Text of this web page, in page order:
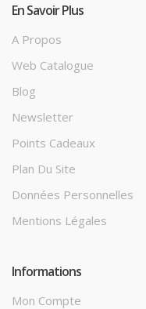
En Savoir Plus
A Propos
Web Catalogue
Blog
Newsletter
Points Cadeaux
Plan Du Site
Données Personnelles
Mentions Légales
Informations
Mon Compte